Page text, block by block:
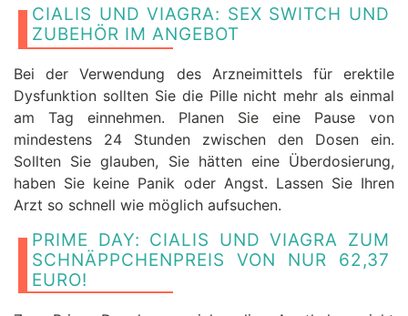
CIALIS UND VIAGRA: SEX SWITCH UND
ZUBEHÖR IM ANGEBOT
Bei der Verwendung des Arzneimittels für erektile
Dysfunktion sollten Sie die Pille nicht mehr als einmal
am Tag einnehmen. Planen Sie eine Pause von
mindestens 24 Stunden zwischen den Dosen ein.
Sollten Sie glauben, Sie hätten eine Überdosierung,
haben Sie keine Panik oder Angst. Lassen Sie Ihren
Arzt so schnell wie möglich aufsuchen.
PRIME DAY: CIALIS UND VIAGRA ZUM
SCHNÄPPCHENPREIS VON NUR 62,37
EURO!